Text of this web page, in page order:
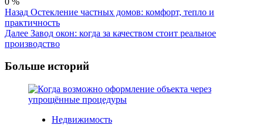
Post
Navigation
Назад Остекление частных домов: комфорт, тепло и
практичность
Далее Завод окон: когда за качеством стоит реальное
производство
Больше историй
Недвижимость